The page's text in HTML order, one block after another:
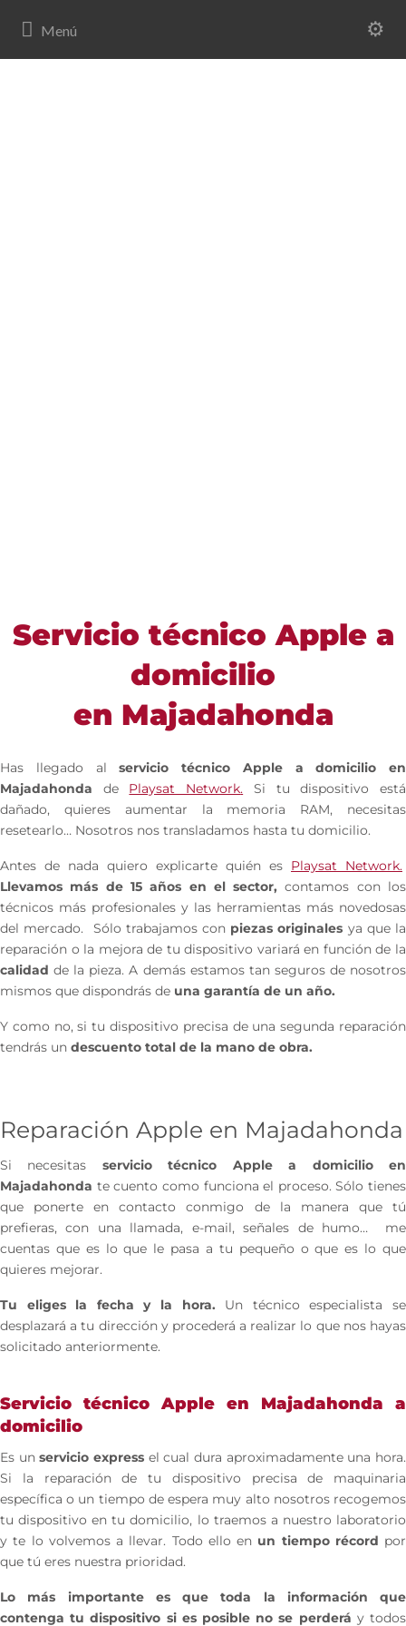
Servicio técnico Apple a
domicilio
en Majadahonda
Has llegado alservicio técnico Apple a domicilio en
Majadahonda de Playsat Network.
Si tu dispositivo está
dañado, quieres aumentar la memoria RAM, necesitas
resetearlo… Nosotros nos transladamos hasta tu domicilio.
Antes de nada quiero explicarte quién es Playsat Network.
Llevamos más de 15 años en el sector, contamos con los
técnicos más profesionales y las herramientas más novedosas
del mercado. Sólo trabajamos con piezas originales ya que la
reparación o la mejora de tu dispositivo variará en función de la
calidad de la pieza. A demás estamos tan seguros de nosotros
mismos que dispondrás de una garantía de un año.
Y como no, si tu dispositivo precisa de una segunda reparación
tendrás un descuento total de la mano de obra.
Reparación Apple en Majadahonda
Si necesitas servicio técnico Apple a domicilio en
Majadahonda te cuento como funciona el proceso. Sólo tienes
que ponerte en contacto conmigo de la manera que tú
prefieras, con una llamada, e-mail, señales de humo… me
cuentas que es lo que le pasa a tu pequeño o que es lo que
quieres mejorar.
Tu eliges la fecha y la hora. Un técnico especialista se
desplazará a tu dirección y procederá a realizar lo que nos hayas
solicitado anteriormente.
Servicio técnico Apple en Majadahonda a
domicilio
Es unservicio express el cual dura aproximadamente una hora.
Si la reparación de tu dispositivo precisa de maquinaria
específica o un tiempo de espera muy alto nosotros recogemos
tu dispositivo en tu domicilio, lo traemos a nuestro laboratorio
y te lo volvemos a llevar. Todo ello en un tiempo récord por
que tú eres nuestra prioridad.
Lo más importante es que toda la información que
contenga tu dispositivo si es posible no se perderá y todos